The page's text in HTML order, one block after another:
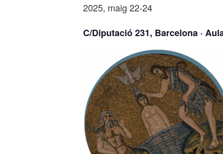
2025, maig 22-24
C/Diputació 231, Barcelona ·